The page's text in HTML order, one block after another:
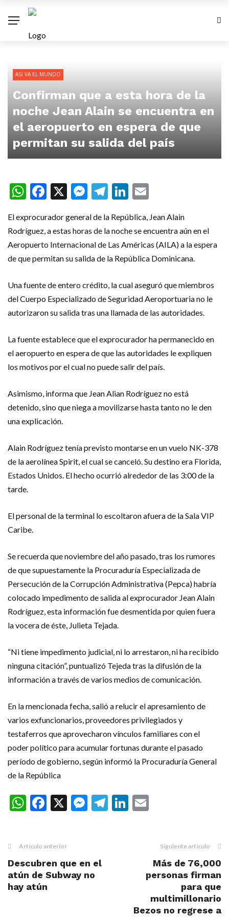
ASI VA EL MUNDO
Confirman que a esta hora de la
noche Jean Alain se encuentra en
el aeropuerto en espera de que
permitan su salida del país
WhatsApp
Facebook
X Messenger
Telegram
LinkedIn
El exprocurador general de la República, Jean Alain
Rodríguez, a estas horas de la noche se encuentra aún en el
Aeropuerto Internacional de Las Américas (AILA) a la espera
de que permitan su salida de la República Dominicana.
Una fuente de entero crédito, la cual aseguró que miembros
del Cuerpo Especializado de Seguridad Aeroportuaria no le
autorizaron su salida tras una llamada de las autoridades.
La fuente establece que el exprocurador ha permanecido en
el aeropuerto en espera de que las autoridades le expliquen
los motivos por el cual no puede salir del país.
Asimismo, informa que Jean Alian Rodríguez no está
detenido, sino que niega a movilizarse hasta tanto no le den
una explicación.
Alain Rodríguez tenía previsto montarse en un vuelo NK-378
de la aerolínea Spirit, el cual se canceló. Su destino era Florida,
Estados Unidos. El hecho ocurrió alrededor de las 3:00 de la
tarde.
El personal de la terminal lo escoltaron afuera de la Sala VIP
Caribe.
Se recuerda que noviembre del año pasado, tras los rumores
de que supuestamente la Procuraduría Especializada de
Persecución de la Corrupción Administrativa (Pepca) habría
colocado impedimento de salida al exprocurador Jean Alain
Rodríguez, esta información fue desmentida por quien fuera
la vocera de éste, Julieta Tejada.
“Ni tiene impedimento judicial, ni lo arrestaron, ni ha recibido
ninguna citación”, puntualizó Tejeda tras la difusión de la
información a través de varios medios de comunicación.
En la mencionada fecha, salió a relucir el apresamiento de
varios exfuncionarios, proveedores privilegiados y
testaferros que aprovecharon vínculos familiares con el
poder político para acumular fortunas durante el pasado
período de gobierno, según informó la Procuraduría General
de la República
WhatsApp
Facebook
X Messenger
Telegram
LinkedIn
Artículo anterior
Descubren que en el
atún de Subway no
hay atún
Siguiente artículo
Más de 76,000
personas firman
para que
multimillonario
Bezos no regrese a